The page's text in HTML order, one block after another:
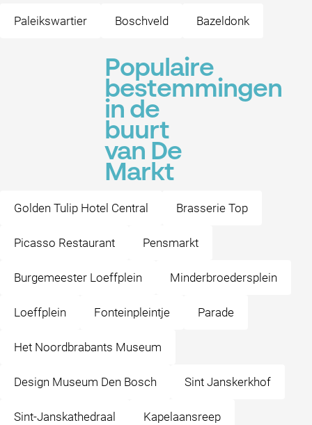
Paleikswartier Boschveld Bazeldonk
Populaire
bestemmingen
in de
buurt
van De
Markt
Golden Tulip Hotel Central Brasserie Top
Picasso Restaurant Pensmarkt
Burgemeester Loeffplein Minderbroedersplein
Loeffplein Fonteinpleintje Parade
Het Noordbrabants Museum
Design Museum Den Bosch Sint Janskerkhof
Sint-Janskathedraal Kapelaansreep